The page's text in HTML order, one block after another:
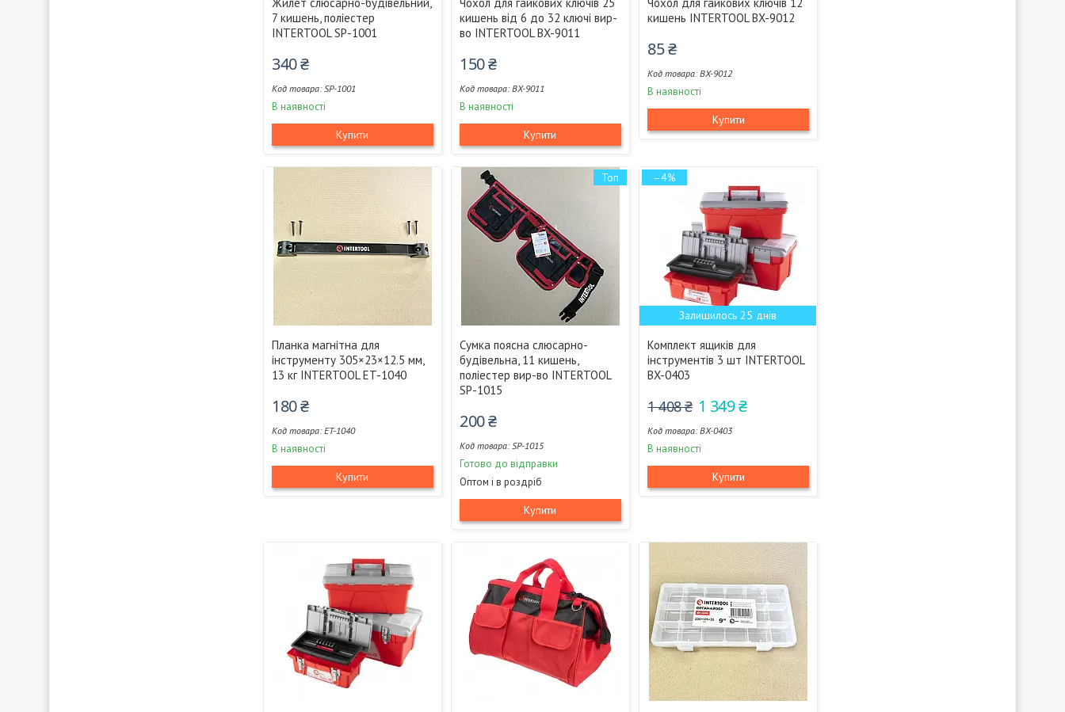
7 кишень, поліестер
INTERTOOL SP-1001
340 ₴
SP-1001
В наявності
Купити
кишень від 6 до 32 ключі вир-
во INTERTOOL BX-9011
150 ₴
BX-9011
В наявності
Купити
кишень INTERTOOL BX-9012
85 ₴
BX-9012
В наявності
Купити
Планка магнітна для
інструменту 305×23×12.5 мм,
13 кг INTERTOOL ET-1040
180 ₴
ET-1040
В наявності
Купити
Топ
Сумка поясна слюсарно-
будівельна, 11 кишень,
поліестер вир-во INTERTOOL
SP-1015
200 ₴
SP-1015
Готово до відправки
Оптом і в роздріб
Купити
–4%
Залишилось 25 днів
Комплект ящиків для
інструментів 3 шт INTERTOOL
BX-0403
1 408 ₴ 1 349 ₴
BX-0403
В наявності
Купити